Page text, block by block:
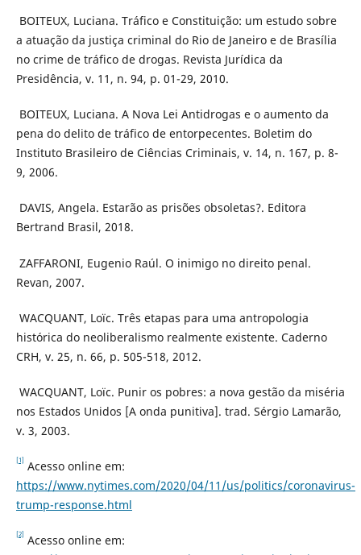
BOITEUX, Luciana. Tráfico e Constituição: um estudo sobre
a atuação da justiça criminal do Rio de Janeiro e de Brasília
no crime de tráfico de drogas. Revista Jurídica da
Presidência, v. 11, n. 94, p. 01-29, 2010.
BOITEUX, Luciana. A Nova Lei Antidrogas e o aumento da
pena do delito de tráfico de entorpecentes. Boletim do
Instituto Brasileiro de Ciências Criminais, v. 14, n. 167, p. 8-
9, 2006.
DAVIS, Angela. Estarão as prisões obsoletas?. Editora
Bertrand Brasil, 2018.
ZAFFARONI, Eugenio Raúl. O inimigo no direito penal.
Revan, 2007.
WACQUANT, Loïc. Três etapas para uma antropologia
histórica do neoliberalismo realmente existente. Caderno
CRH, v. 25, n. 66, p. 505-518, 2012.
WACQUANT, Loïc. Punir os pobres: a nova gestão da miséria
nos Estados Unidos [A onda punitiva]. trad. Sérgio Lamarão,
v. 3, 2003.
[1] Acesso online em:
https://www.nytimes.com/2020/04/11/us/politics/coronavirus-
trump-response.html
[2] Acesso online em: